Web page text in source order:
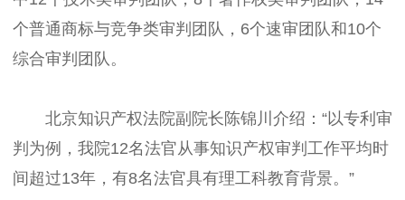
个普通商标与竞争类审判团队，6个速审团队和10个
综合审判团队。
北京知识产权法院副院长陈锦川介绍：“以专利审
判为例，我院12名法官从事知识产权审判工作平均时
间超过13年，有8名法官具有理工科教育背景。”